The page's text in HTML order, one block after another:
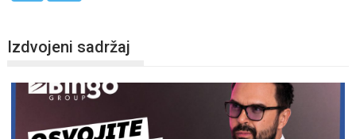
Izdvojeni sadržaj